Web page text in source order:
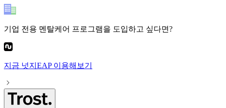
기업 전용 멘탈케어 프로그램을 도입하고 싶다면?
지금 넛지EAP이용해보기